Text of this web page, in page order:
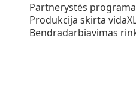
Partnerystės programa
Produkcija skirta
Bendradarbiavimas